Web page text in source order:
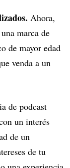
Ahora,
marca de
de mayor edad
venda a un
de podcast
un interés
de un
de tu